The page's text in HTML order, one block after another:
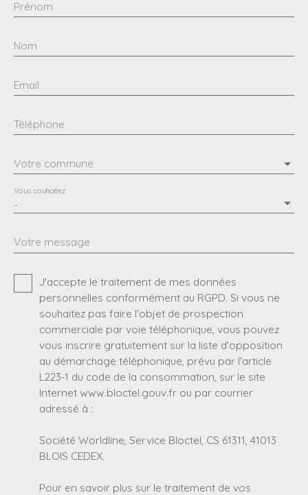
Prénom
Nom
Email
Téléphone
Votre commune
-
Vous souhaitez
Votre message
J'accepte le traitement de mes données
personnelles conformément au RGPD. Si vous ne
souhaitez pas faire l'objet de prospection
commerciale par voie téléphonique, vous pouvez
vous inscrire gratuitement sur la liste d'opposition
au démarchage téléphonique, prévu par l'article
L223-1 du code de la consommation, sur le site
Internet www.bloctel.gouv.fr ou par courrier
adressé à :
Société Worldline, Service Bloctel, CS 61311, 41013
BLOIS CEDEX.
Pour en savoir plus sur le traitement de vos